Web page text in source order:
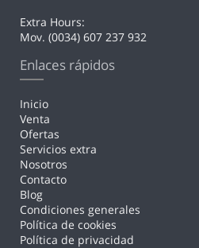
Extra Hours:
Mov. (0034) 607 237 932
Enlaces rápidos
Inicio
Venta
Ofertas
Servicios extra
Nosotros
Contacto
Blog
Condiciones generales
Política de cookies
Política de privacidad